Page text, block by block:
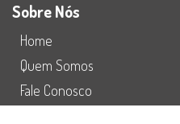
Sobre Nós
Home
Quem Somos
Fale Conosco